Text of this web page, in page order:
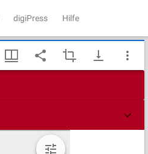
digiPress Hilfe